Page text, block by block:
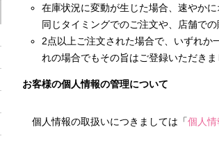
在庫状況に変動が生じた場合、速やか
同じタイミングでのご注文や、店舗で
2点以上ご注文された場合で、いずれか
れの場合でもその旨はご登録いただき
お客様の個人情報の管理について
個人情報の取扱いにつきましては「個人情